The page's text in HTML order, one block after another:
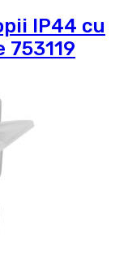
IP44 cu
753119